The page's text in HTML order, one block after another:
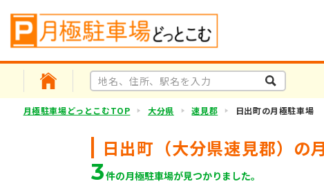
月極駐車場どっとこむTOP 大分県 速見郡 日出町の月極駐車場
日出町（大分県速見郡）の
3件の月極駐車場が見つかりました。